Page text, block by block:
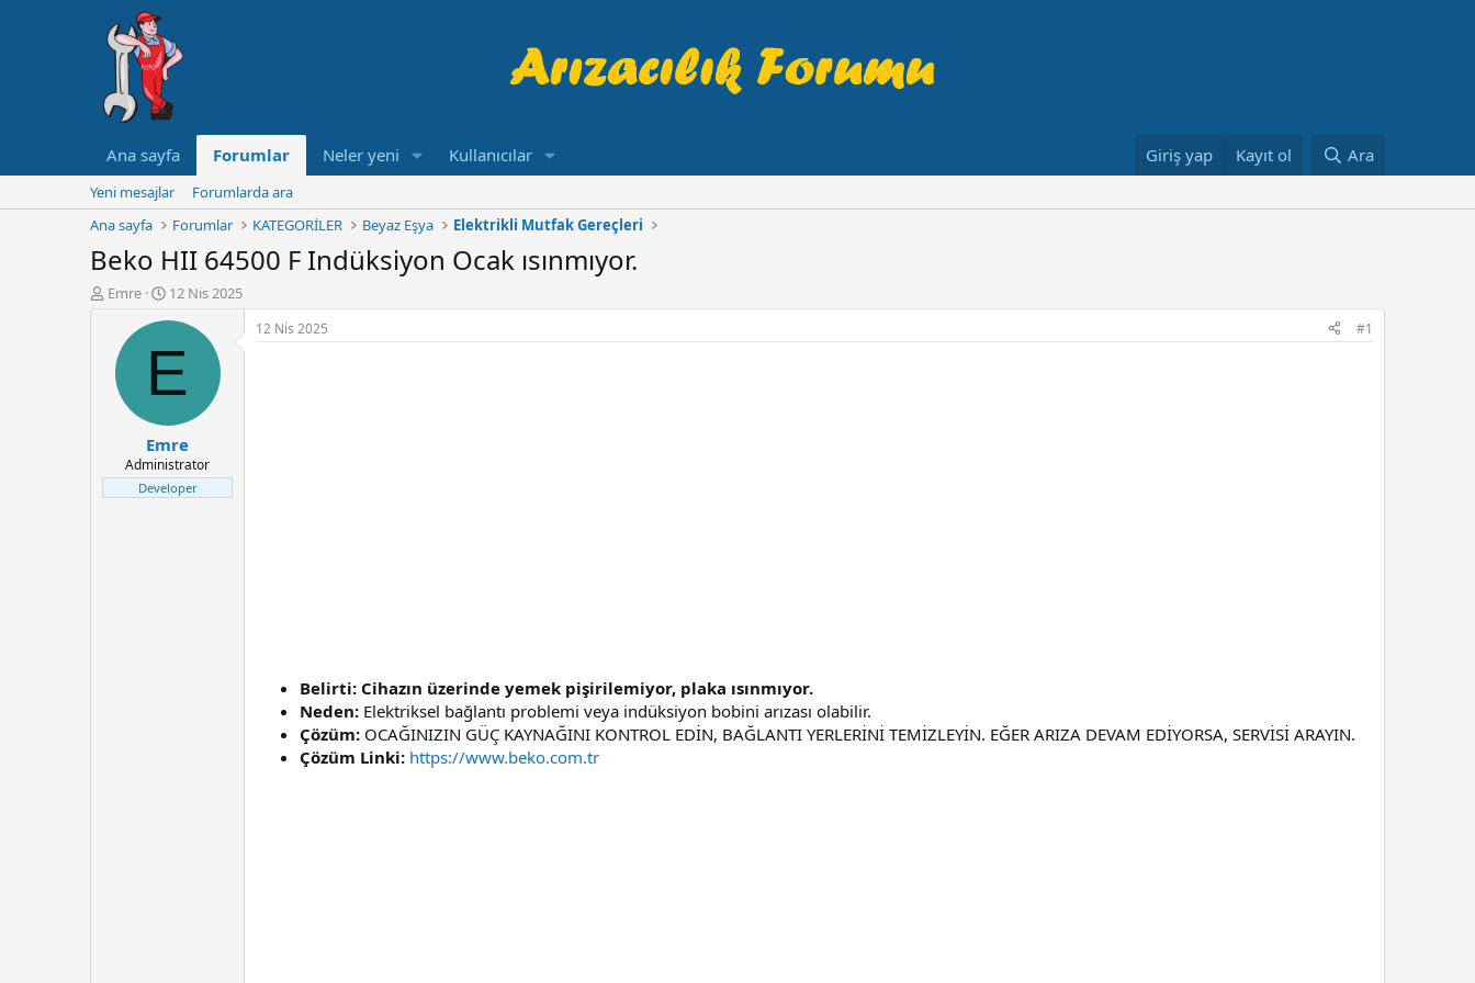
Ana sayfa Forumlar Neler yeni Kullanıcılar Giriş yap Kayıt ol Ara
Yeni mesajlar
Forumlarda ara
Ana sayfa
Forumlar KATEGORİLER Beyaz Eşya Elektrikli Mutfak Gereçleri
Beko HII 64500 F Indüksiyon Ocak ısınmıyor.
K
Emre
B
l
a
n
ı
ç
t
a
12 Nis 2025
E
Emre
Administrator
Developer
12 Nis 2025 #1
Belirti: Cihazın üzerinde yemek pişirilemiyor, plaka ısınmıyor.
Neden: Elektriksel bağlantı problemi veya indüksiyon bobini arızası olabilir.
Çözüm: OCAĞINIZIN GÜÇ KAYNAĞINI KONTROL EDİN, BAĞLANTI YERLERİNİ TEMİZLEYİN. EĞER ARIZA DEVAM EDİYORSA, SERVİSİ ARAYIN.
Çözüm Linki: https://www.beko.com.tr